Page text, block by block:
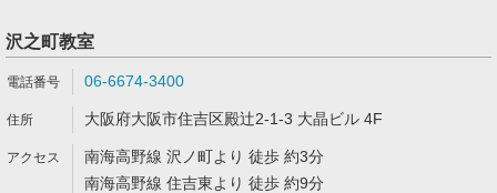
沢之町教室
06-6674-3400
大阪府大阪市住吉区殿辻2-1-3 大晶ビル 4F
南海高野線 沢ノ町より 徒歩 約3分
南海高野線 住吉東より 徒歩 約9分